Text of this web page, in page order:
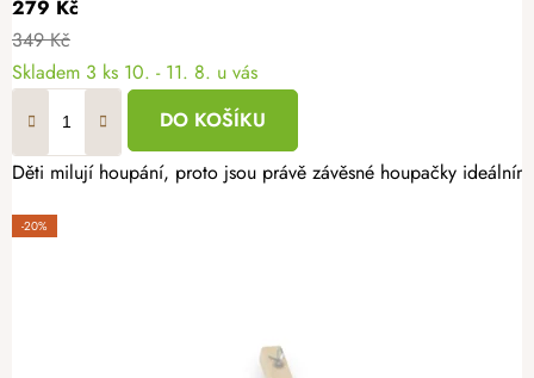
279 Kč
349 Kč
Skladem 3 ks 10. - 11. 8. u vás
DO KOŠÍKU
Děti milují houpání, proto jsou právě závěsné houpačky
-20%